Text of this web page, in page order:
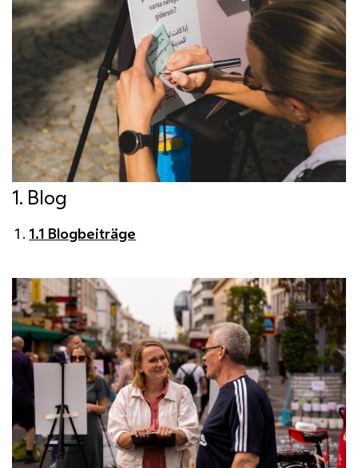
1. Blog
1.1 Blogbeiträge